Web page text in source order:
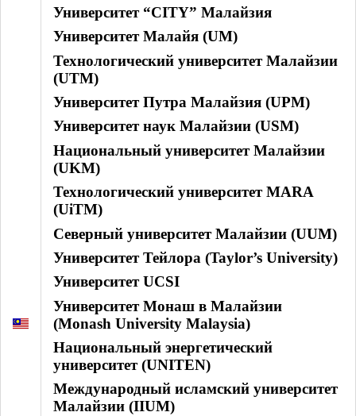
Университет “CITY” Малайзия
Университет Малайя (UM)
Технологический университет Малайзии
(UTM)
Университет Путра Малайзия (UPM)
Университет наук Малайзии (USM)
Национальный университет Малайзии
(UKM)
Технологический университет MARA
(UiTM)
Северный университет Малайзии (UUM)
Университет Тейлора (Taylor’s University)
Университет UCSI
Университет Монаш в Малайзии
(Monash University Malaysia)
Национальный энергетический
университет (UNITEN)
Международный исламский университет
Малайзии (IIUM)